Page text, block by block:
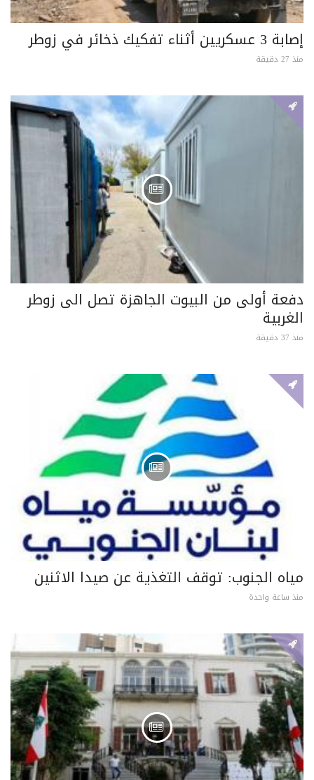
إصابة 3 عسكريين أثناء تفكيك ذخائر في زوطر
منذ 27 دقيقة
دفعة أولى من البيوت الجاهزة تصل الى زوطر
الغربية
منذ 37 دقيقة
مياه الجنوب: توقف التغذية عن صيدا الاثنين
منذ ساعة واحدة